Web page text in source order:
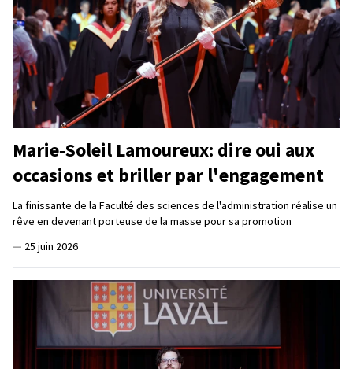
Marie‑Soleil Lamoureux: dire oui aux
occasions et briller par l'engagement
La finissante de la Faculté des sciences de l'administration réalise un
rêve en devenant porteuse de la masse pour sa promotion
— 25 juin 2026